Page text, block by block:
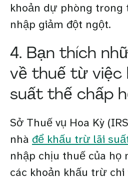
khoản dự phòng
nhập giảm đột ngột.
4. Bạn thích
về thuế từ việc
suất thế chấp
Sở Thuế vụ Hoa Kỳ
nhà để khấu trừ lãi
nhập chịu thuế của họ
các khoản khấu trừ chi